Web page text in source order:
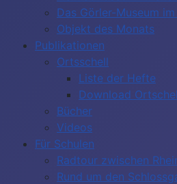
Das Görler-Museum
Objekt des Monats
Publikationen
Ortsschell
Liste der Hefte
Download
Bücher
Videos
Für Schulen
Radtour zwischen
Rund um den